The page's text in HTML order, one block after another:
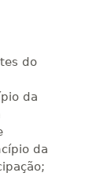
do
da
da